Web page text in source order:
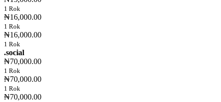
1 Rok
₦16,000.00
1 Rok
₦16,000.00
1 Rok
.social
₦70,000.00
1 Rok
₦70,000.00
1 Rok
₦70,000.00